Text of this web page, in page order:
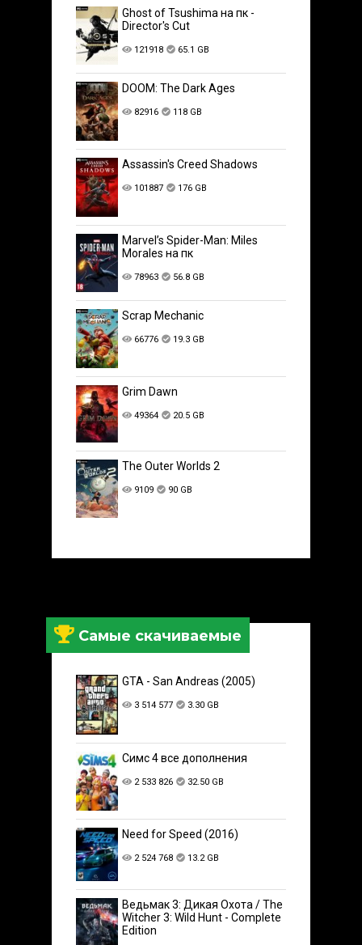
Ghost of Tsushima на пк -
Director's Cut
121918 65.1 GB
DOOM: The Dark Ages
82916 118 GB
Assassin's Creed Shadows
101887 176 GB
Marvel’s Spider-Man: Miles
Morales на пк
78963 56.8 GB
Scrap Mechanic
66776 19.3 GB
Grim Dawn
49364 20.5 GB
The Outer Worlds 2
9109 90 GB
Самые скачиваемые
GTA - San Andreas (2005)
3 514 577 3.30 GB
Симс 4 все дополнения
2 533 826 32.50 GB
Need for Speed (2016)
2 524 768 13.2 GB
Ведьмак 3: Дикая Охота / The
Witcher 3: Wild Hunt - Complete
Edition